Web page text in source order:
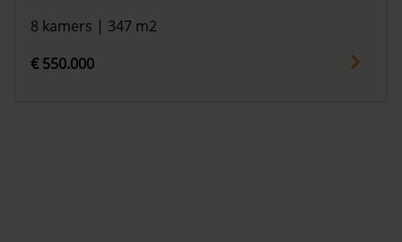
8 kamers | 347 m2
€ 550.000